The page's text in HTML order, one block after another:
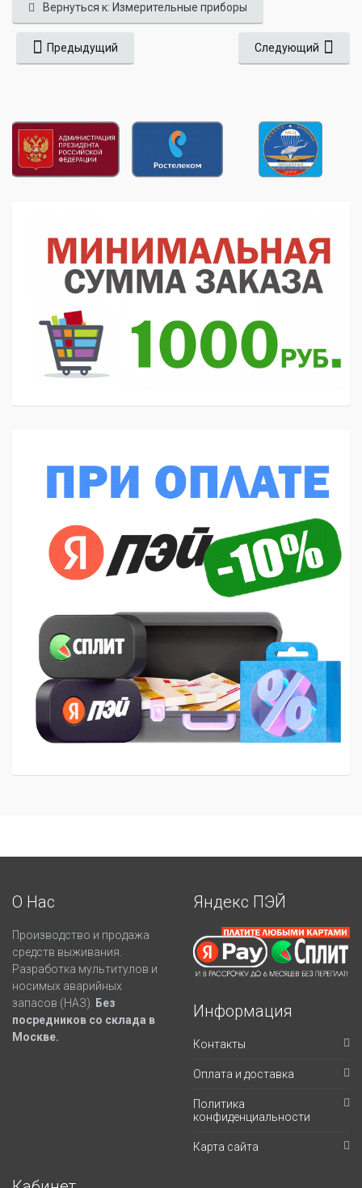
Вернуться к: Измерительные приборы
Предыдущий Следующий
О Нас
Производство и продажа
средств выживания.
Разработка мультитулов и
носимых аварийных
запасов (НАЗ).
Без
посредников со склада в
Москве.
Яндекс ПЭЙ
Информация
Контакты
Оплата и доставка
Политика
конфиденциальности
Карта сайта